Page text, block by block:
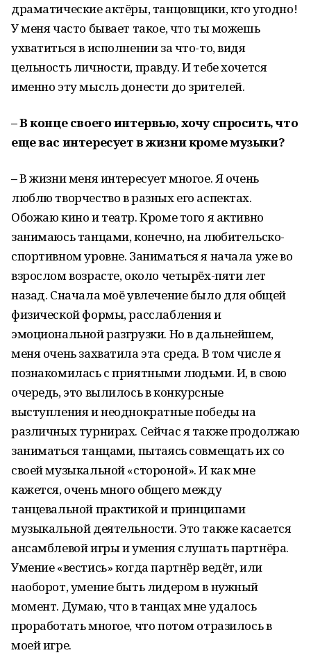
драматические актёры, танцовщики, кто угодно!
У меня часто бывает такое, что ты можешь
ухватиться в исполнении за что-то, видя
цельность личности, правду. И тебе хочется
именно эту мысль донести до зрителей.
– В конце своего интервью, хочу спросить, что
еще вас интересует в жизни кроме музыки?
–В жизни меня интересует многое. Я очень
люблю творчество в разных его аспектах.
Обожаю кино и театр. Кроме того я активно
занимаюсь танцами, конечно, на любительско-
спортивном уровне. Заниматься я начала уже во
взрослом возрасте, около четырёх-пяти лет
назад. Сначала моё увлечение было для общей
физической формы, расслабления и
эмоциональной разгрузки. Но в дальнейшем,
меня очень захватила эта среда. В том числе я
познакомилась с приятными людьми. И, в свою
очередь, это вылилось в конкурсные
выступления и неоднократные победы на
различных турнирах. Сейчас я также продолжаю
заниматься танцами, пытаясь совмещать их со
своей музыкальной «стороной». И как мне
кажется, очень много общего между
танцевальной практикой и принципами
музыкальной деятельности. Это также касается
ансамблевой игры и умения слушать партнёра.
Умение «вестись» когда партнёр ведёт, или
наоборот, умение быть лидером в нужный
момент. Думаю, что в танцах мне удалось
проработать многое, что потом отразилось в
моей игре.